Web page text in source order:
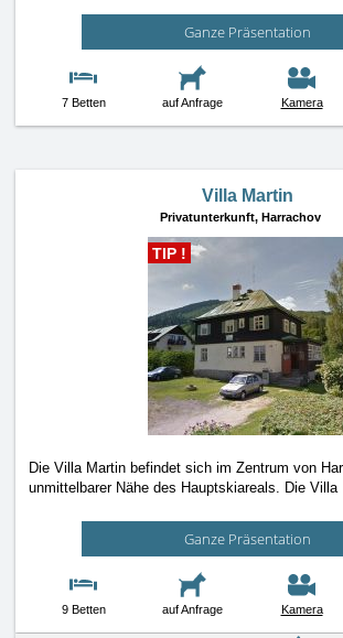
Ganze Präsentation
7 Betten auf Anfrage Kamera
Villa Martin
Privatunterkunft, Harrachov
TIP !
Die Villa Martin befindet sich im Zentrum von
unmittelbarer Nähe des Hauptskiareals. Die Villa
Ganze Präsentation
9 Betten auf Anfrage Kamera